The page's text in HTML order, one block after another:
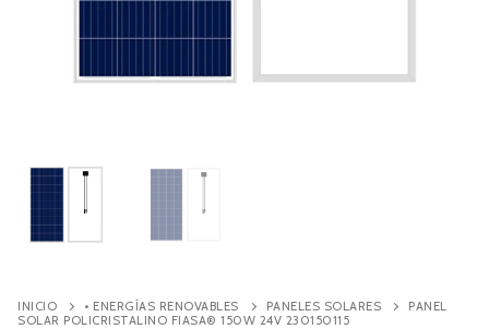
Contacto
Búsqueda
INICIO • ENERGÍAS RENOVABLES PANELES SOLARES
PANEL
SOLAR POLICRISTALINO FIASA® 150W 24V 230150115